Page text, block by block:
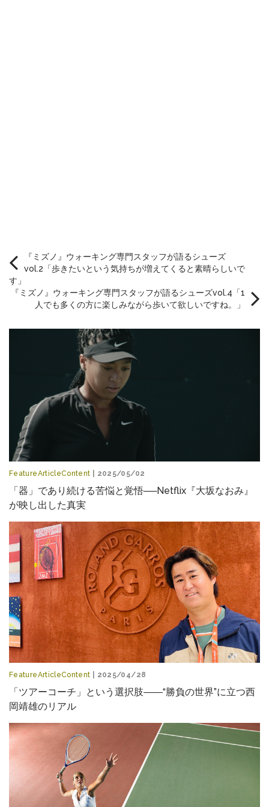
『ミズノ』ウォーキング専門スタッフが語るシューズ
vol.2「歩きたいという気持ちが増えてくると素晴らしいで
す」
『ミズノ』ウォーキング専門スタッフが語るシューズvol.4「1
人でも多くの方に楽しみながら歩いて欲しいですね。」
FeatureArticleContent | 2025/05/02
「器」であり続ける苦悩と覚悟──Netflix『大坂なおみ』
が映し出した真実
FeatureArticleContent | 2025/04/28
「ツアーコーチ」という選択肢――“勝負の世界”に立つ西
岡靖雄のリアル